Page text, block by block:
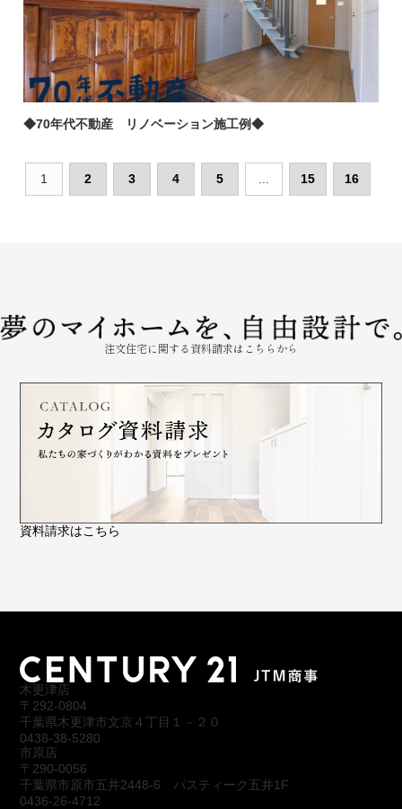
◆70年代不動産 リノベーション施工例◆
1 2 3 4 5 15 16
注文住宅に関する資料請求はこちらから
資料請求はこちら
木更津店
〒292-0804
千葉県木更津市文京４丁目１－２０
0438-38-5280
市原店
〒290-0056
千葉県市原市五井2448-6 パスティーク五井1F
0436-26-4712